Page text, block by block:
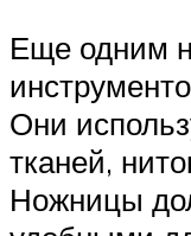
Еще одним
Они
тканей,
Ножницы